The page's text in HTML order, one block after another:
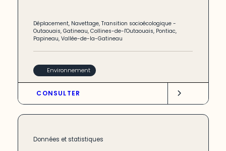
Déplacement, Navettage,Transition socioécologique -
Outaouais,Gatineau,Collines-de-l'Outaouais, Pontiac,
Papineau,Vallée-de-la-Gatineau
Environnement
CONSULTER
Données et statistiques